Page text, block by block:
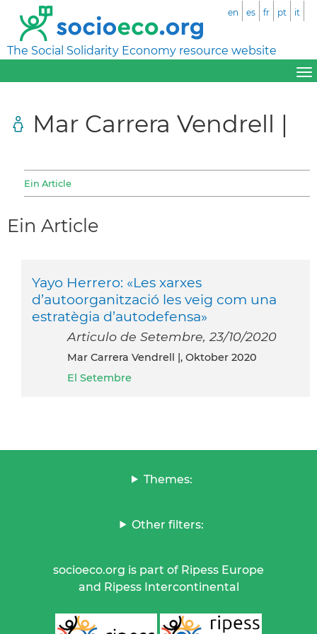
The Social Solidarity Economy resource website
en es fr pt it
Mar Carrera Vendrell |
Ein Article
Ein Article
Yayo Herrero: «Les xarxes
d’autoorganització les veig com una
estratègia d’autodefensa»
Articulo de Setembre, 23/10/2020
Mar Carrera Vendrell |, Oktober 2020
El Setembre
Themes:
Other filters:
socioeco.org is part of Ripess Europe
and Ripess Intercontinental